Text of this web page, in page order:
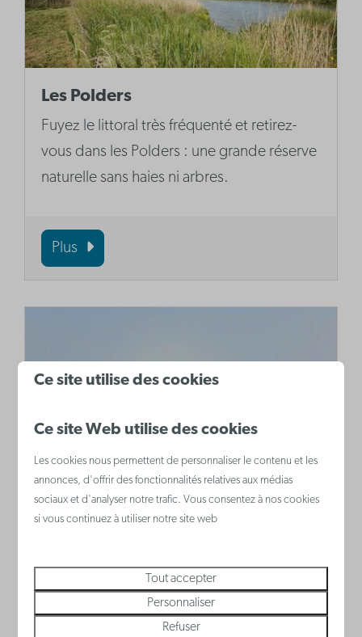
Les Polders
Fuyez le littoral très fréquenté et retirez-
vous dans les Polders : une grande réserve
naturelle sans haies ni arbres.
Plus
Spioenkop
Faites un arrêt sur le Spioenkop pendant
mètres de haut d'où vous pouvez voir tout
Wenduine et au-delà !
Ce site utilise des cookies
Ce site Web utilise des cookies
Les cookies nous permettent de personnaliser le contenu et les
annonces, d'offrir des fonctionnalités relatives aux médias
sociaux et d'analyser notre trafic. Vous consentez à nos cookies
si vous continuez à utiliser notre site web
Tout accepter
Personnaliser
Refuser